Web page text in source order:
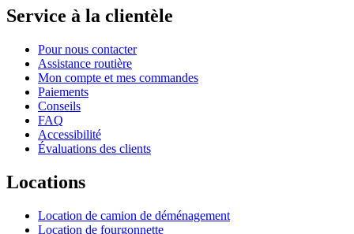
Service à la clientèle
Pour nous contacter
Assistance routière
Mon compte et mes commandes
Paiements
Conseils
FAQ
Accessibilité
Évaluations des clients
Locations
Location de camion de déménagement
Location de fourgonnette